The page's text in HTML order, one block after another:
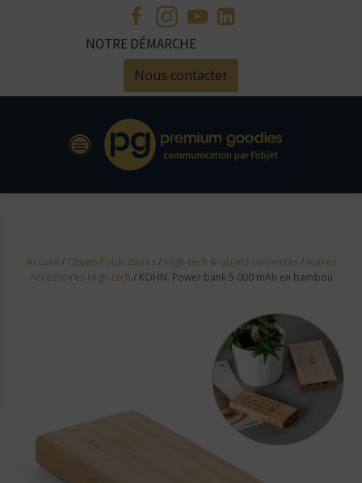
NOTRE DÉMARCHE
Nous contacter
Accueil / Objets Publicitaires/ High‑tech & objets connectés/Autres
Accessoires High‑tech / KOHN. Power bank 5 000 mAh en bambou